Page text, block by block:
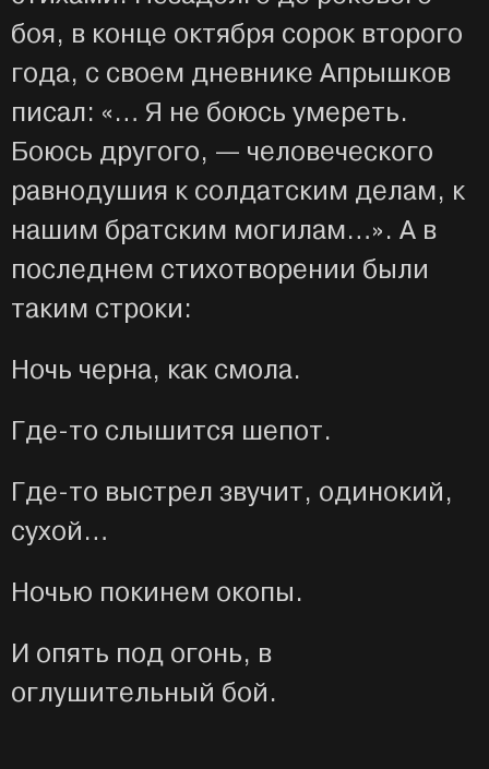
боя, в конце октября сорок второго
года, с своем дневнике Апрышков
писал: «… Я не боюсь умереть.
Боюсь другого, — человеческого
равнодушия к солдатским делам, к
нашим братским могилам…». А в
последнем стихотворении были
таким строки:
Ночь черна, как смола.
Где-то слышится шепот.
Где-то выстрел звучит, одинокий,
сухой…
Ночью покинем окопы.
И опять под огонь, в
оглушительный бой.